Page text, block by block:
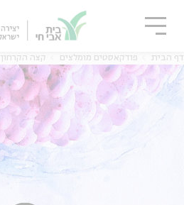
אנגלית
אנגלית
דף הבית פודקאסטים מומלצים קצה הקרחון
סגור